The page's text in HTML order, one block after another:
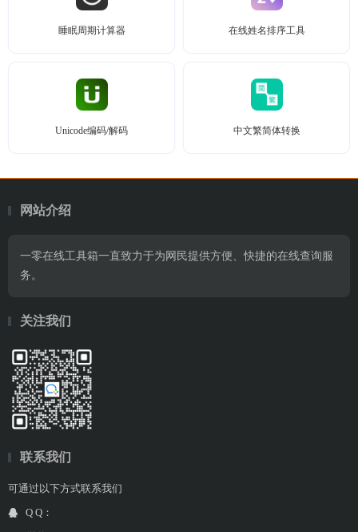
睡眠周期计算器 在线姓名排序工具
Unicode编码/解码 中文繁简体转换
网站介绍
一零在线工具箱一直致力于为网民提供方便、快捷的在线查询服
务。
关注我们
联系我们
可通过以下方式联系我们
Q Q：